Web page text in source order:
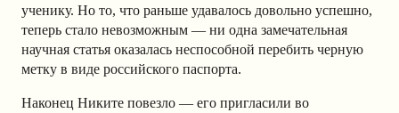
ученику. Но то, что раньше удавалось довольно успешно,
теперь стало невозможным — ни одна замечательная
научная статья оказалась неспособной перебить черную
метку в виде российского паспорта.
Наконец Никите повезло — его пригласили во